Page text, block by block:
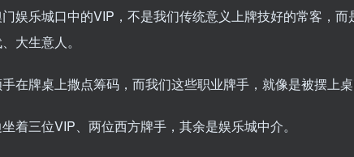
娱乐城口中的VIP，不是我们传统意义上牌技好的常客，
大生意人。
在牌桌上撒点筹码，而我们这些职业牌手，就像是被摆上桌
着三位VIP、两位西方牌手，其余是娱乐城中介。